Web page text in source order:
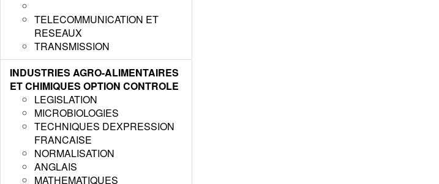
TELECOMMUNICATION ET
RESEAUX
TRANSMISSION
INDUSTRIES AGRO-ALIMENTAIRES
ET CHIMIQUES OPTION CONTROLE
LEGISLATION
MICROBIOLOGIES
TECHNIQUES DEXPRESSION
FRANCAISE
NORMALISATION
ANGLAIS
MATHEMATIQUES